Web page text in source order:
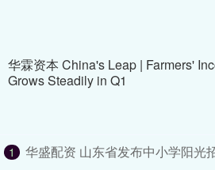
华霖资本 China's Leap | ​Farmers'
Grows Steadily in Q1
1 华盛配资 山东省发布中小学阳光